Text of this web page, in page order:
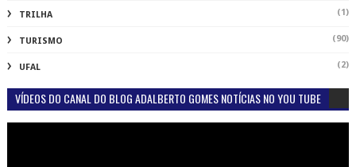
TRILHA (1)
TURISMO (90)
UFAL (2)
VÍDEOS DO CANAL DO BLOG ADALBERTO GOMES NOTÍCIAS NO YOU TUBE